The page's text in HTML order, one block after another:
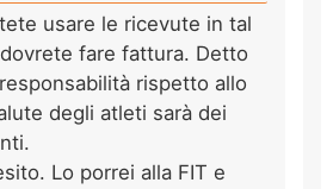
usare le ricevute in tal
fare fattura. Detto
rispetto allo
degli atleti sarà dei
Lo porrei alla FIT e